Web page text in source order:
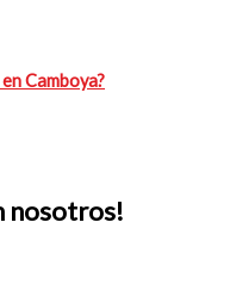
Camboya?
nosotros!